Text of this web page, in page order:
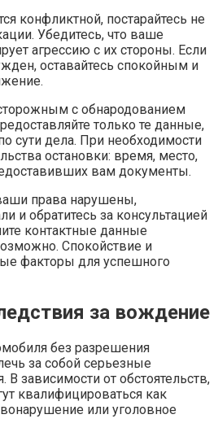
конфликтной, постарайтесь не
Убедитесь, что ваше
агрессию с их стороны. Если
оставайтесь спокойным и
с обнародованием
только те данные,
сути дела. При необходимости
остановки: время, место,
вам документы.
права нарушены,
и обратитесь за консультацией
контактные данные
Спокойствие и
факторы для успешного
за вождение
без разрешения
за собой серьезные
зависимости от обстоятельств,
квалифицироваться как
или уголовное